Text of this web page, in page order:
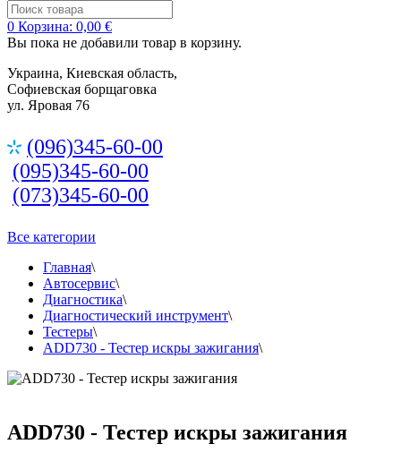
0 Корзина: 0,00 €
Вы пока не добавили товар в корзину.
Украина, Киевская область,
Софиевская борщаговка
ул. Яровая 76
(096)345-60-00
(095)345-60-00
(073)345-60-00
Все категории
Главная\
Автосервис\
Диагностика\
Диагностический инструмент\
Тестеры\
ADD730 - Тестер искры зажигания\
ADD730 - Тестер искры зажигания